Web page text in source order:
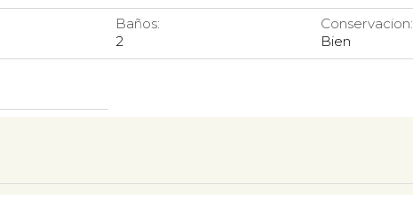
Baños:
2
Conservacion:
Bien